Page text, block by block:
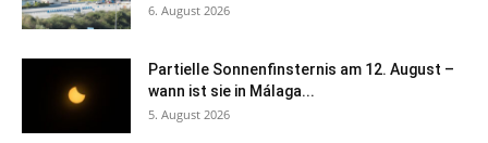
6. August 2026
Partielle Sonnenfinsternis am 12. August –
wann ist sie in Málaga...
5. August 2026